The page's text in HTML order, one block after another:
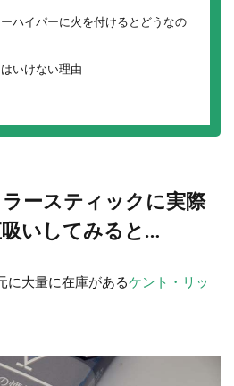
ハイパーに火を付けるとどうなの
いけない理由
ースティックに実際
いしてみると…
に大量に在庫があるケント・リッ